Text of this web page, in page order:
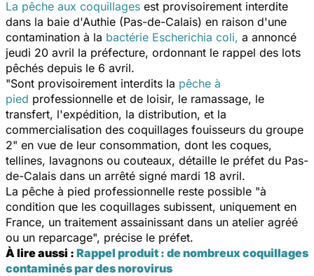
La pêche aux coquillages est provisoirement interdite
dans la baie d'Authie (Pas-de-Calais) en raison d'une
contamination à la bactérie Escherichia coli, a annoncé
jeudi 20 avril la préfecture, ordonnant le rappel des lots
pêchés depuis le 6 avril.
"Sont provisoirement interdits la pêche à
pied professionnelle et de loisir, le ramassage, le
transfert, l'expédition, la distribution, et la
commercialisation des coquillages fouisseurs du groupe
2" en vue de leur consommation, dont les coques,
tellines, lavagnons ou couteaux, détaille le préfet du Pas-
de-Calais dans un arrêté signé mardi 18 avril.
La pêche à pied professionnelle reste possible "à
condition que les coquillages subissent, uniquement en
France, un traitement assainissant dans un atelier agréé
ou un reparcage", précise le préfet.
À lire aussi : Rappel produit : de nombreux coquillages
contaminés par des norovirus